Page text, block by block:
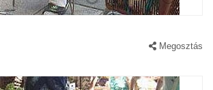
Megosztás